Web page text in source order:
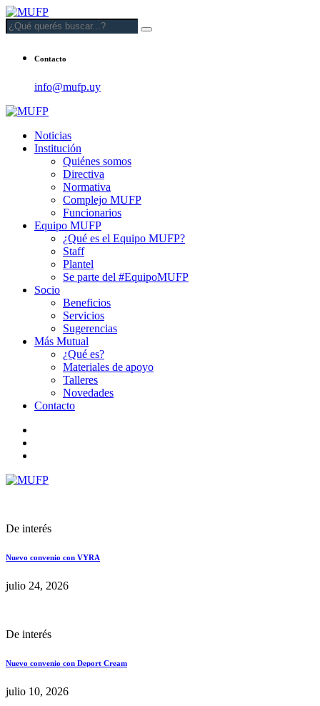
Contacto
info@mufp.uy
Noticias
Institución
Quiénes somos
Directiva
Normativa
Complejo MUFP
Funcionarios
Equipo MUFP
¿Qué es el Equipo MUFP?
Staff
Plantel
Se parte del #EquipoMUFP
Socio
Beneficios
Servicios
Sugerencias
Más Mutual
¿Qué es?
Materiales de apoyo
Talleres
Novedades
Contacto
De interés
Nuevo convenio con VYRA
julio 24, 2026
De interés
Nuevo convenio con Deport Cream
julio 10, 2026